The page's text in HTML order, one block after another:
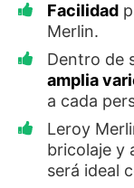
Facilidad
Merlin.
Dentro de
amplia
a cada
Leroy
bricolaje y
será ideal